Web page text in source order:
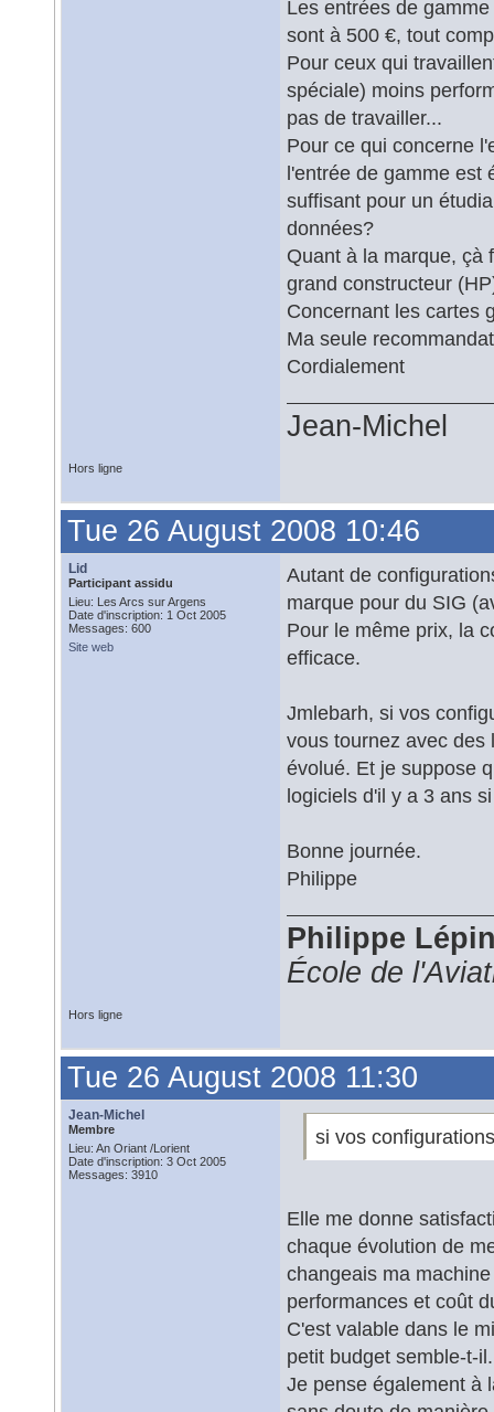
Les entrées de
sont à 500 €, tout
Pour ceux qui
spéciale) moins
pas de travailler...
Pour ce qui concerne
l'entrée de gamme est
suffisant pour un
données?
Quant à la marque, çà
grand constructeur
Concernant les cartes
Ma seule
Cordialement
Jean-Michel
Hors ligne
Tue 26 August 2008 10:46
Lid
Participant assidu
Lieu: Les Arcs sur Argens
Date d'inscription: 1 Oct 2005
Messages: 600
Site web
Autant de
marque pour du SIG
Pour le même prix, la
efficace.
Jmlebarh, si vos
vous tournez avec des
évolué. Et je suppose
logiciels d'il y a 3 ans
Bonne journée.
Philippe
Philippe
École de
Hors ligne
Tue 26 August 2008 11:30
Jean-Michel
Membre
Lieu: An Oriant /Lorient
Date d'inscription: 3 Oct 2005
Messages: 3910
si vos
Elle me donne
chaque évolution de
changeais ma
performances et coût
C'est valable dans le
petit budget semble-t-
Je pense également à